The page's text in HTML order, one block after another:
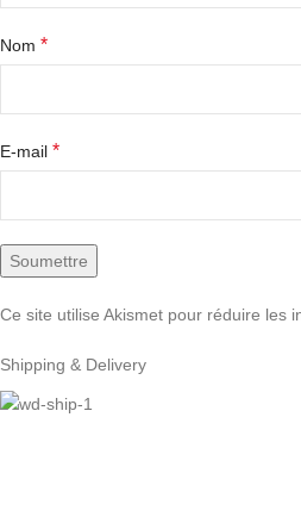
Nom *
E-mail *
Ce site utilise Akismet pour réduire les
Shipping & Delivery